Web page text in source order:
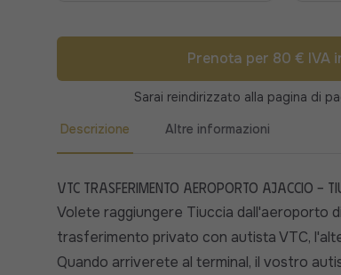
Prenota per 80 € IVA
Sarai reindirizzato alla pagina di
Descrizione
Altre informazioni
VTC Trasferimento Aeroporto Ajaccio -
Volete raggiungere Tiuccia dall'aeroporto
trasferimento privato con autista VTC,
Quando arriverete al terminal, il vostro